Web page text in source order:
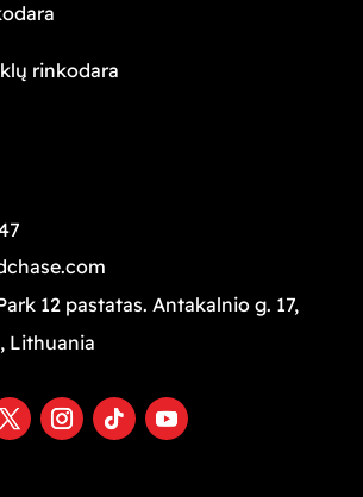
rinkodara
12 pastatas. Antakalnio g. 17,
Lithuania